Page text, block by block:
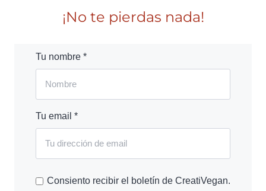
¡No te pierdas nada!
Tu nombre *
Tu email *
Consiento recibir el boletín de CreatiVegan.